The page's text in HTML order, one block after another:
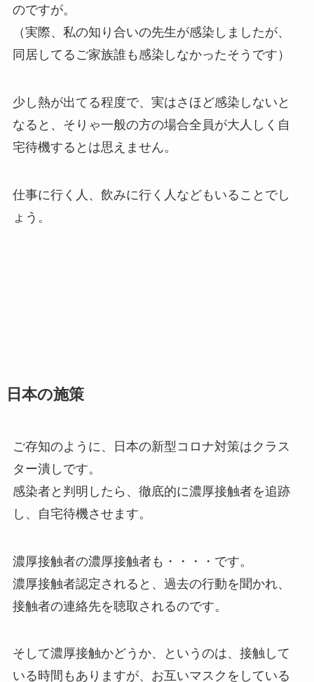
のですが。
（実際、私の知り合いの先生が感染しましたが、
同居してるご家族誰も感染しなかったそうです）
少し熱が出てる程度で、実はさほど感染しないと
なると、そりゃ一般の方の場合全員が大人しく自
宅待機するとは思えません。
仕事に行く人、飲みに行く人などもいることでし
ょう。
日本の施策
ご存知のように、日本の新型コロナ対策はクラス
ター潰しです。
感染者と判明したら、徹底的に濃厚接触者を追跡
し、自宅待機させます。
濃厚接触者の濃厚接触者も・・・・です。
濃厚接触者認定されると、過去の行動を聞かれ、
接触者の連絡先を聴取されるのです。
そして濃厚接触かどうか、というのは、接触して
いる時間もありますが、お互いマスクをしている